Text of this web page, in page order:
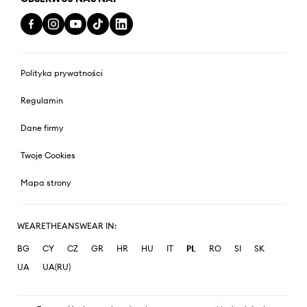
Polityka prywatności
Regulamin
Dane firmy
Twoje Cookies
Mapa strony
WEARETHEANSWEAR IN:
BG CY CZ GR HR HU IT PL RO SI
SK
UA
UA(RU)